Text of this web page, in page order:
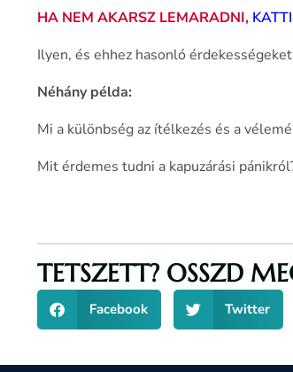
HA NEM AKARSZ LEMARADNI,
Ilyen, és ehhez hasonló
Néhány példa:
Mi a különbség az ítélkezés és a
Mit érdemes tudni a kapuzárási
TETSZETT? OSSZD
Facebook Twitter